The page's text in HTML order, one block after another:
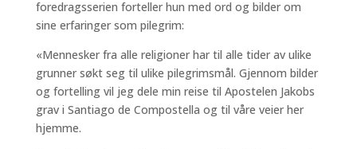
foredragsserien forteller hun med ord og bilder om
sine erfaringer som pilegrim:
«Mennesker fra alle religioner har til alle tider av ulike
grunner søkt seg til ulike pilegrimsmål. Gjennom bilder
og fortelling vil jeg dele min reise til Apostelen Jakobs
grav i Santiago de Compostella og til våre veier her
hjemme.